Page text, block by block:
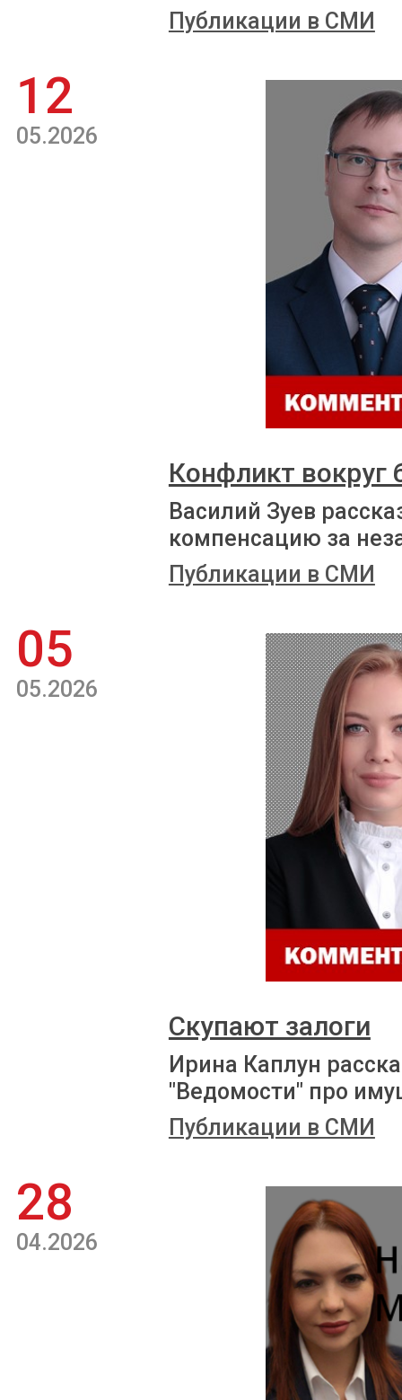
Публикации в СМИ
12
05.2026
Конфликт
Василий Зуев
компенсацию за
Публикации в СМИ
05
05.2026
Скупают залоги
Ирина Каплун
"Ведомости" про
Публикации в СМИ
28
04.2026